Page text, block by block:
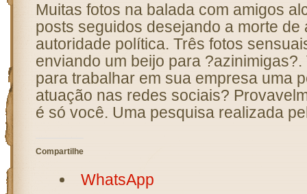
Muitas fotos na balada com amigos
posts seguidos desejando a morte de
autoridade política. Três fotos
enviando um beijo para
para trabalhar em sua empresa uma
atuação nas redes sociais?
é só você. Uma pesquisa realizada
Compartilhe
WhatsApp